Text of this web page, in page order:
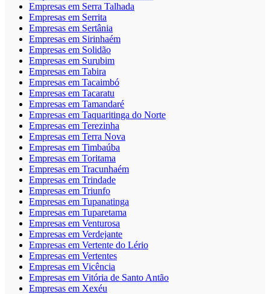
Empresas em Serra Talhada
Empresas em Serrita
Empresas em Sertânia
Empresas em Sirinhaém
Empresas em Solidão
Empresas em Surubim
Empresas em Tabira
Empresas em Tacaimbó
Empresas em Tacaratu
Empresas em Tamandaré
Empresas em Taquaritinga do Norte
Empresas em Terezinha
Empresas em Terra Nova
Empresas em Timbaúba
Empresas em Toritama
Empresas em Tracunhaém
Empresas em Trindade
Empresas em Triunfo
Empresas em Tupanatinga
Empresas em Tuparetama
Empresas em Venturosa
Empresas em Verdejante
Empresas em Vertente do Lério
Empresas em Vertentes
Empresas em Vicência
Empresas em Vitória de Santo Antão
Empresas em Xexéu